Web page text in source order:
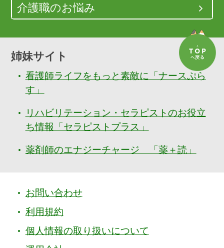
介護職のお悩み
姉妹サイト
看護師ライフをもっと素敵に「ナースぷら
す」
リハビリテーション・セラピストのお役立
ち情報「セラピストプラス」
薬剤師のエナジーチャージ 「薬＋読」
お問い合わせ
利用規約
個人情報の取り扱いについて